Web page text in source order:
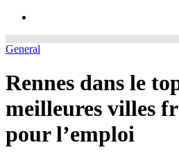
General
Rennes dans le
meilleures villes
pour l’emploi